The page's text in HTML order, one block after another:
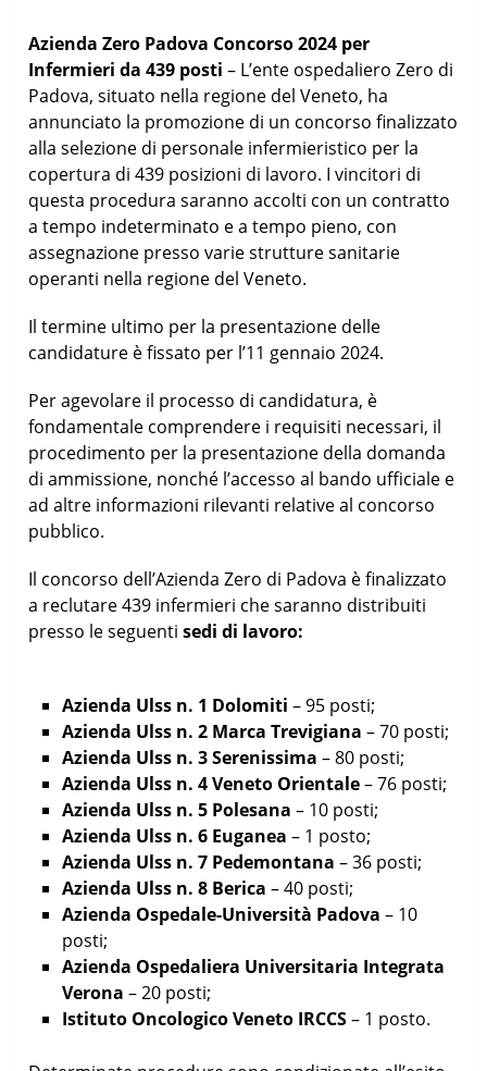
Azienda Zero Padova Concorso 2024 per
Infermieri da 439 posti – L’ente ospedaliero Zero di
Padova, situato nella regione del Veneto, ha
annunciato la promozione di un concorso finalizzato
alla selezione di personale infermieristico per la
copertura di 439 posizioni di lavoro. I vincitori di
questa procedura saranno accolti con un contratto
a tempo indeterminato e a tempo pieno, con
assegnazione presso varie strutture sanitarie
operanti nella regione del Veneto.
Il termine ultimo per la presentazione delle
candidature è fissato per l’11 gennaio 2024.
Per agevolare il processo di candidatura, è
fondamentale comprendere i requisiti necessari, il
procedimento per la presentazione della domanda
di ammissione, nonché l’accesso al bando ufficiale e
ad altre informazioni rilevanti relative al concorso
pubblico.
Il concorso dell’Azienda Zero di Padova è finalizzato
a reclutare 439 infermieri che saranno distribuiti
presso le seguentisedi di lavoro:
Azienda Ulss n. 1 Dolomiti – 95 posti;
Azienda Ulss n. 2 Marca Trevigiana – 70 posti;
Azienda Ulss n. 3 Serenissima – 80 posti;
Azienda Ulss n. 4 Veneto Orientale– 76 posti;
Azienda Ulss n. 5 Polesana – 10 posti;
Azienda Ulss n. 6 Euganea – 1 posto;
Azienda Ulss n. 7 Pedemontana – 36 posti;
Azienda Ulss n. 8 Berica – 40 posti;
Azienda Ospedale-Università Padova – 10
posti;
Azienda Ospedaliera Universitaria Integrata
Verona – 20 posti;
Istituto Oncologico Veneto IRCCS– 1 posto.